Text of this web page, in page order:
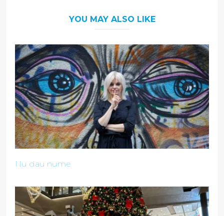
YOU MAY ALSO LIKE
Nu dau nume